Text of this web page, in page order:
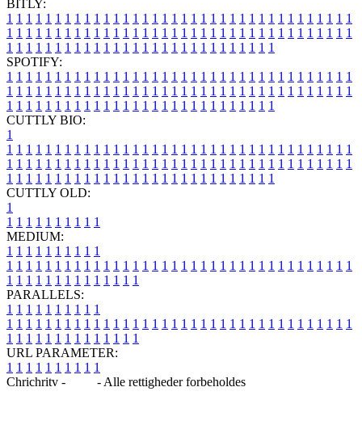
BITLY:
1 1 1 1 1 1 1 1 1 1 1 1 1 1 1 1 1 1 1 1 1 1 1 1 1 1 1 1 1 1 1 1 1 1 1 1
1 1 1 1 1 1 1 1 1 1 1 1 1 1 1 1 1 1 1 1 1 1 1 1 1 1 1 1 1 1 1 1 1 1 1 1
1 1 1 1 1 1 1 1 1 1 1 1 1 1 1 1 1 1 1 1 1 1 1 1 1 1 1 1
SPOTIFY:
1 1 1 1 1 1 1 1 1 1 1 1 1 1 1 1 1 1 1 1 1 1 1 1 1 1 1 1 1 1 1 1 1 1 1 1
1 1 1 1 1 1 1 1 1 1 1 1 1 1 1 1 1 1 1 1 1 1 1 1 1 1 1 1 1 1 1 1 1 1 1 1
1 1 1 1 1 1 1 1 1 1 1 1 1 1 1 1 1 1 1 1 1 1 1 1 1 1 1 1
CUTTLY BIO:
1
1 1 1 1 1 1 1 1 1 1 1 1 1 1 1 1 1 1 1 1 1 1 1 1 1 1 1 1 1 1 1 1 1 1 1 1
1 1 1 1 1 1 1 1 1 1 1 1 1 1 1 1 1 1 1 1 1 1 1 1 1 1 1 1 1 1 1 1 1 1 1 1
1 1 1 1 1 1 1 1 1 1 1 1 1 1 1 1 1 1 1 1 1 1 1 1 1 1 1 1
CUTTLY OLD:
1
1 1 1 1 1 1 1 1 1 1
MEDIUM:
1 1 1 1 1 1 1 1 1 1
1 1 1 1 1 1 1 1 1 1 1 1 1 1 1 1 1 1 1 1 1 1 1 1 1 1 1 1 1 1 1 1 1 1 1 1
1 1 1 1 1 1 1 1 1 1 1 1 1 1
PARALLELS:
1 1 1 1 1 1 1 1 1 1
1 1 1 1 1 1 1 1 1 1 1 1 1 1 1 1 1 1 1 1 1 1 1 1 1 1 1 1 1 1 1 1 1 1 1 1
1 1 1 1 1 1 1 1 1 1 1 1 1 1
URL PARAMETER:
1 1 1 1 1 1 1 1 1 1
Chrichritv -
- Alle rettigheder forbeholdes